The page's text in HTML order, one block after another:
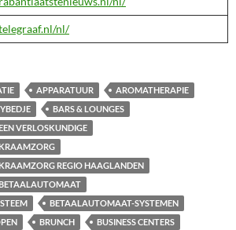
nl/
APPARATUUR
AROMATHERAPIE
BARS & LOUNGES
VERLOSKUNDIGE
REGIO HAAGLANDEN
BETAALAUTOMAAT-SYSTEMEN
BRUNCH BUSINESS CENTERS